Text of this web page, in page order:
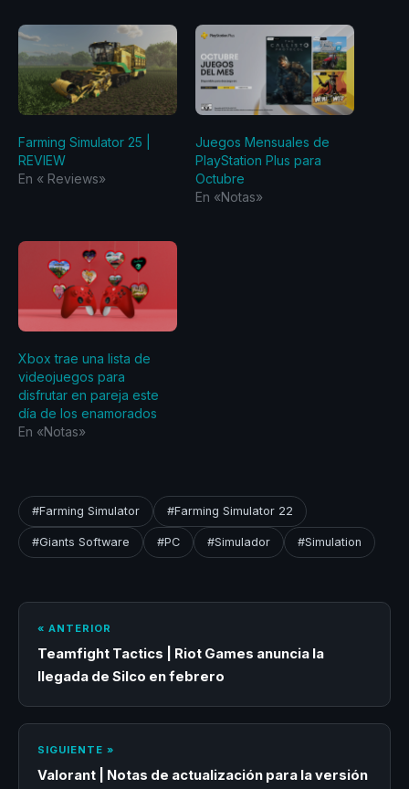
Farming Simulator 25 |
REVIEW
En «‎ Reviews‎»
Juegos Mensuales de
PlayStation Plus para
Octubre
En «Notas»
Xbox trae una lista de
videojuegos para
disfrutar en pareja este
día de los enamorados
En «Notas»
#Farming Simulator #Farming Simulator 22
#Giants Software #PC #Simulador #Simulation
« ANTERIOR
Teamfight Tactics | Riot Games anuncia la
llegada de Silco en febrero
SIGUIENTE »
Valorant | Notas de actualización para la versión